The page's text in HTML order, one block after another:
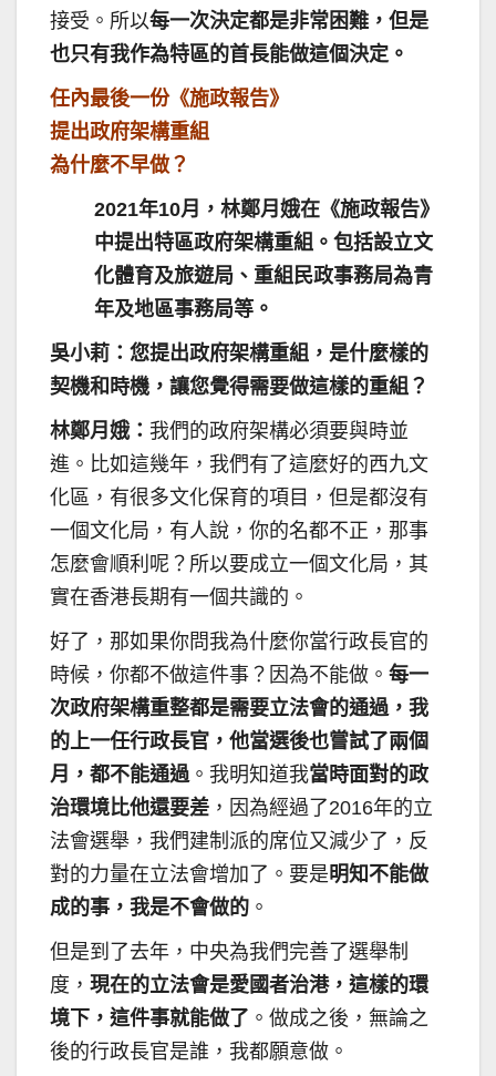
接受。所以每一次決定都是非常困難，但是
也只有我作為特區的首長能做這個決定。
任內最後一份《施政報告》
提出政府架構重組
為什麼不早做？
2021年10月，林鄭月娥在《施政報告》
中提出特區政府架構重組。包括設立文
化體育及旅遊局、重組民政事務局為青
年及地區事務局等。
吳小莉：您提出政府架構重組，是什麼樣的
契機和時機，讓您覺得需要做這樣的重組？
林鄭月娥： 我們的政府架構必須要與時並
進。比如這幾年，我們有了這麼好的西九文
化區，有很多文化保育的項目，但是都沒有
一個文化局，有人說，你的名都不正，那事
怎麼會順利呢？所以要成立一個文化局，其
實在香港長期有一個共識的。
好了，那如果你問我為什麼你當行政長官的
時候，你都不做這件事？因為不能做。 每一
次政府架構重整都是需要立法會的通過，我
的上一任行政長官，他當選後也嘗試了兩個
月，都不能通過。我明知道我當時面對的政
治環境比他還要差 ，因為經過了2016年的立
法會選舉，我們建制派的席位又減少了，反
對的力量在立法會增加了。要是明知不能做
成的事，我是不會做的 。
但是到了去年，中央為我們完善了選舉制
度， 現在的立法會是愛國者治港，這樣的環
境下，這件事就能做了 。做成之後，無論之
後的行政長官是誰，我都願意做。